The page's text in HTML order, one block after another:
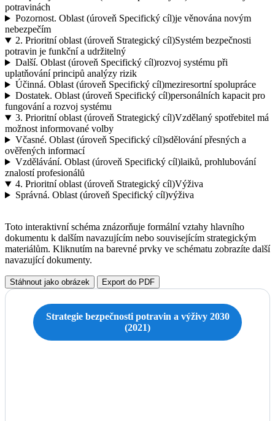
potravinách
Pozornost. Oblast (úroveň Specifický cíl)je věnována novým
nebezpečím
2. Prioritní oblast (úroveň Strategický cíl)Systém bezpečnosti
potravin je funkční a udržitelný
Další. Oblast (úroveň Specifický cíl)rozvoj systému při
uplatňování principů analýzy rizik
Účinná. Oblast (úroveň Specifický cíl)meziresortní spolupráce
Dostatek. Oblast (úroveň Specifický cíl)personálních kapacit pro
fungování a rozvoj systému
3. Prioritní oblast (úroveň Strategický cíl)Vzdělaný spotřebitel má
možnost informované volby
Včasné. Oblast (úroveň Specifický cíl)sdělování přesných a
ověřených informací
Vzdělávání. Oblast (úroveň Specifický cíl)laiků, prohlubování
znalostí profesionálů
4. Prioritní oblast (úroveň Strategický cíl)Výživa
Správná. Oblast (úroveň Specifický cíl)výživa
Toto interaktivní schéma znázorňuje formální vztahy hlavního
dokumentu k dalším navazujícím nebo souvisejícím strategickým
materiálům. Kliknutím na barevné prvky ve schématu zobrazíte další
navazující dokumenty.
Stáhnout jako obrázek Export do PDF
Strategie bezpečnosti potravin a výživy 2030
(2021)